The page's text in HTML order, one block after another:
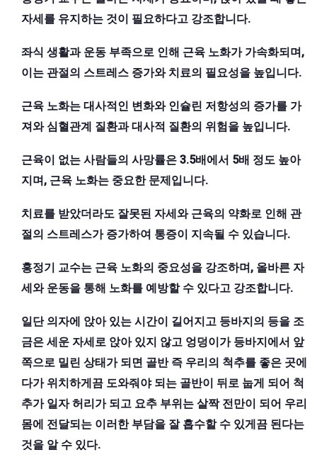
자세를 유지하는 것이 필요하다고 강조합니다.
좌식 생활과 운동 부족으로 인해 근육 노화가 가속화되며,
이는 관절의 스트레스 증가와 치료의 필요성을 높입니다.
근육 노화는 대사적인 변화와 인슐린 저항성의 증가를 가
져와 심혈관계 질환과 대사적 질환의 위험을 높입니다.
근육이 없는 사람들의 사망률은 3.5배에서 5배 정도 높아
지며, 근육 노화는 중요한 문제입니다.
치료를 받았더라도 잘못된 자세와 근육의 약화로 인해 관
절의 스트레스가 증가하여 통증이 지속될 수 있습니다.
홍정기 교수는 근육 노화의 중요성을 강조하며, 올바른 자
세와 운동을 통해 노화를 예방할 수 있다고 강조합니다.
일단 의자에 앉아 있는 시간이 길어지고 등바지의 등을 조
금은 세운 자세로 앉아 있지 않고 엉덩이가 등바지에서 앞
쪽으로 밀린 상태가 되면 골반 즉 우리의 척추를 좋은 곳에
다가 위치하게끔 도와줘야 되는 골반이 뒤로 눕게 되어 척
추가 일자 허리가 되고 요추 부위는 살짝 전만이 되어 우리
몸에 전달되는 이러한 부담을 잘 흡수할 수 있게끔 된다는
것을 알 수 있다.